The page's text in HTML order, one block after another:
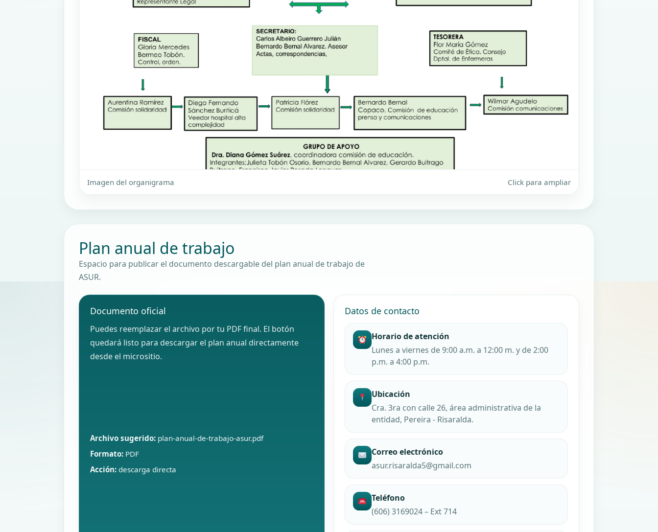
Imagen del organigrama Click para ampliar
Plan anual de trabajo
Espacio para publicar el documento descargable del plan anual de trabajo de
ASUR.
Documento oficial
Puedes reemplazar el archivo por tu PDF final. El botón
quedará listo para descargar el plan anual directamente
desde el micrositio.
Archivo sugerido: plan-anual-de-trabajo-asur.pdf
Formato: PDF
Acción: descarga directa
Datos de contacto
Horario de atención
Lunes a viernes de 9:00 a.m. a 12:00 m. y de 2:00
p.m. a 4:00 p.m.
Ubicación
Cra. 3ra con calle 26, área administrativa de la
entidad, Pereira - Risaralda.
Correo electrónico
asur.risaralda5@gmail.com
Teléfono
(606) 3169024 – Ext 714